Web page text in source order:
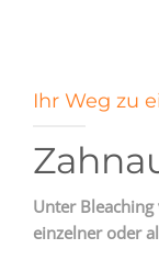
Ihr Weg zu
Unter
einzelner oder